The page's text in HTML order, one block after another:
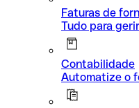
Faturas de
Tudo para
Contabilidade
Automatize o